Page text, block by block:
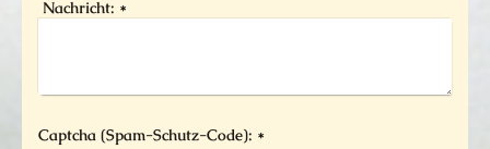
Nachricht: *
Captcha (Spam-Schutz-Code): *